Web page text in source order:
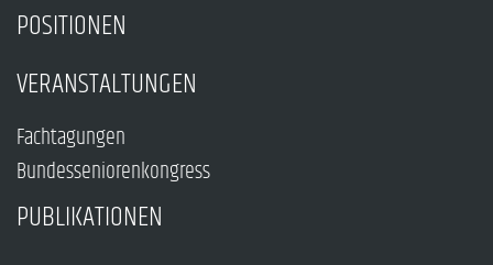
POSITIONEN
VERANSTALTUNGEN
Fachtagungen
Bundesseniorenkongress
PUBLIKATIONEN